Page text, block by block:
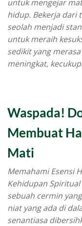
untuk mengejar
hidup. Bekerja dari
seolah menjadi
untuk meraih
sedikit yang
meningkat,
Waspada!
Membuat
Mati
Memahami Esensi
Kehidupan
sebuah cermin
niat yang ada di
senantiasa